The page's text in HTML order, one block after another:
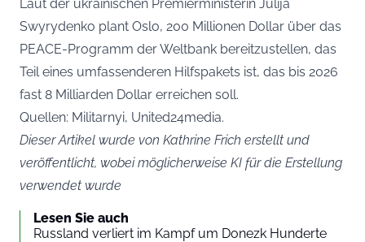
Laut der ukrainischen Premierministerin Julija
Swyrydenko plant Oslo, 200 Millionen Dollar über das
PEACE-Programm der Weltbank bereitzustellen, das
Teil eines umfassenderen Hilfspakets ist, das bis 2026
fast 8 Milliarden Dollar erreichen soll.
Quellen: Militarnyi, United24media.
Dieser Artikel wurde von Kathrine Frich erstellt und
veröffentlicht, wobei möglicherweise KI für die Erstellung
verwendet wurde
Lesen Sie auch
Russland verliert im Kampf um Donezk Hunderte